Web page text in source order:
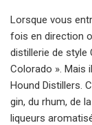
Lorsque vous
fois en direction
distillerie de style
Colorado ». Mais
Hound Distillers.
gin, du rhum, de
liqueurs